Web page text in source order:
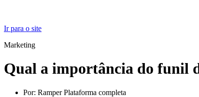
Ir para o site
Marketing
Qual a importância do funil
Por: Ramper Plataforma completa